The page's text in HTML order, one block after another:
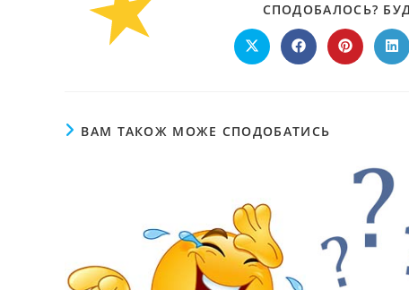
СПОДОБАЛОСЬ?
ВАМ ТАКОЖ МОЖЕ СПОДОБАТИСЬ